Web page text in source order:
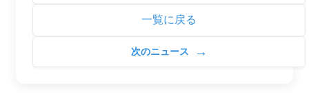
一覧に戻る
次のニュース →